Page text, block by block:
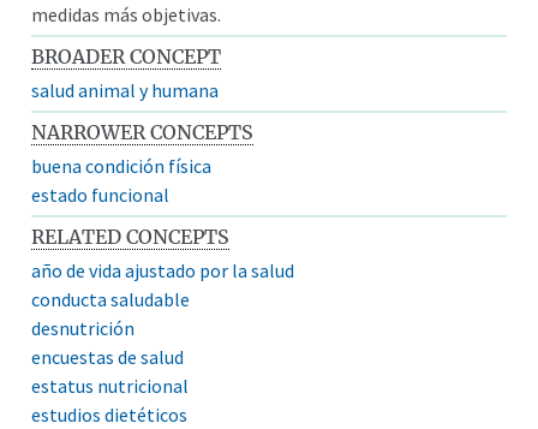
medidas más objetivas.
BROADER CONCEPT
salud animal y humana
NARROWER CONCEPTS
buena condición física
estado funcional
RELATED CONCEPTS
año de vida ajustado por la salud
conducta saludable
desnutrición
encuestas de salud
estatus nutricional
estudios dietéticos